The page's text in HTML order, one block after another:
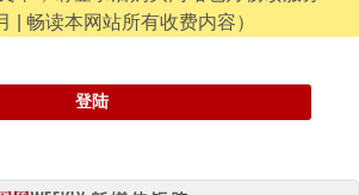
| 畅读本网站所有收费内容）
登陆